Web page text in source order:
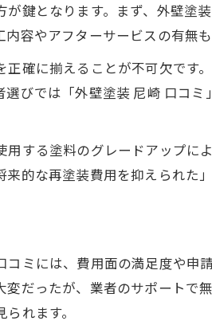
鍵となります。まず、外壁塗
容やアフターサービスの有無も
確に揃えることが不可欠で
びでは「外壁塗装 尼崎 口コ
する塗料のグレードアップ
的な再塗装費用を抑えられた
ミには、費用面の満足度や申
だったが、業者のサポート
れます。